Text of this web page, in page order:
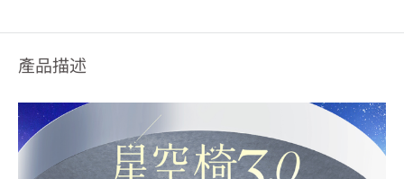
產品描述